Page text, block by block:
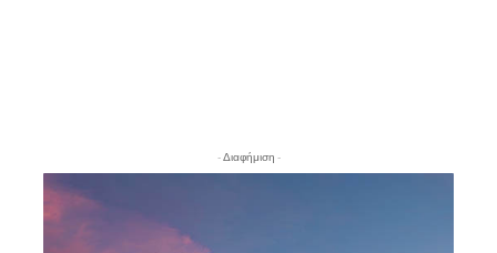
- Διαφήμιση -